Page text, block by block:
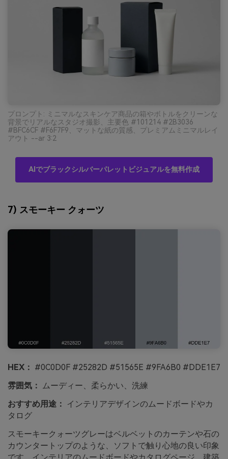
プロンプト: ミニマルなスキンケア商品の箱やボトルをクリーンな
背景でリアルなスタジオ撮影、主要色 #101214 #2B3036
#BFC6CF #F6F7F9、マットな紙の質感、プレミアムミニマルレイ
アウト --ar 3:2
AIでブラックシルバーパレットビジュアルを無料作成
7) スモーキー クォーツ
HEX： #0C0D0F #25282D #51565E #9FA6B0 #DDE1E7
雰囲気： ムーディー、柔らかい、洗練
おすすめ用途：
インテリアデザインのムードボードやカ
タログ
スモーキークォーツグレーはベルベットのカーテンや石の
カウンタートップのような、ソフトで触り心地の良い印象
です。インテリアのムードボードやカタログページ、建築